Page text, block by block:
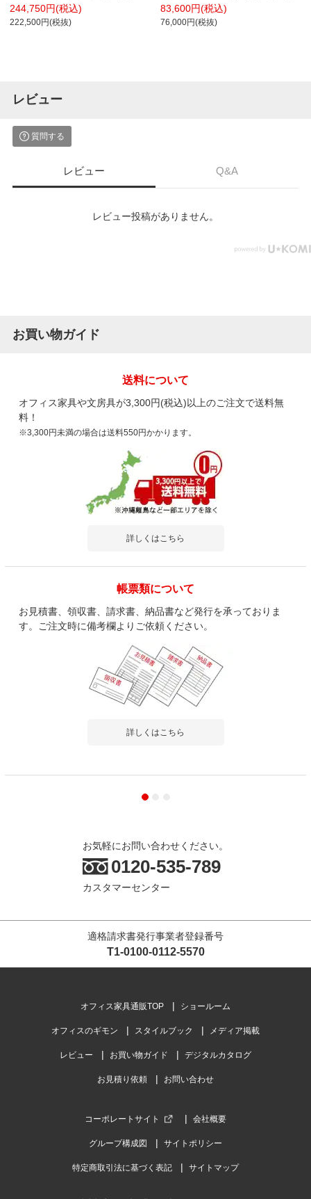
片面タイプ 3A21GG 3A24GG 天板・
脚カバー同色 プライズウッド天板 塗装
脚 幅1500×奥行800×高さ720mm
244,750円(税込)
222,500円(税抜)
天板(右タイプ) 幅1400×奥行700×高さ
720mm 幕板付き 配線ダクト付き メラ
ミン天板 フレーム脚(ブラック) 天板(テ
83,600円(税込)
76,000円(税抜)
レビュー
質問する
レビュー Q&A
レビュー投稿がありません。
お買い物ガイド
送料について
オフィス家具や文房具が3,300円(税込)以上のご注文で送料無
料！
※3,300円未満の場合は送料550円かかります。
詳しくはこちら
帳票類について
お見積書、領収書、請求書、納品書など発行を承っておりま
す。ご注文時に備考欄よりご依頼ください。
詳しくはこちら
お気軽にお問い合わせください。
0120-535-789
カスタマーセンター
適格請求書発行事業者登録番号
T1-0100-0112-5570
オフィス家具通販TOP ショールーム
オフィスのギモン スタイルブック メディア掲載
レビュー お買い物ガイド デジタルカタログ
お見積り依頼 お問い合わせ
コーポレートサイト 会社概要
グループ構成図 サイトポリシー
特定商取引法に基づく表記 サイトマップ